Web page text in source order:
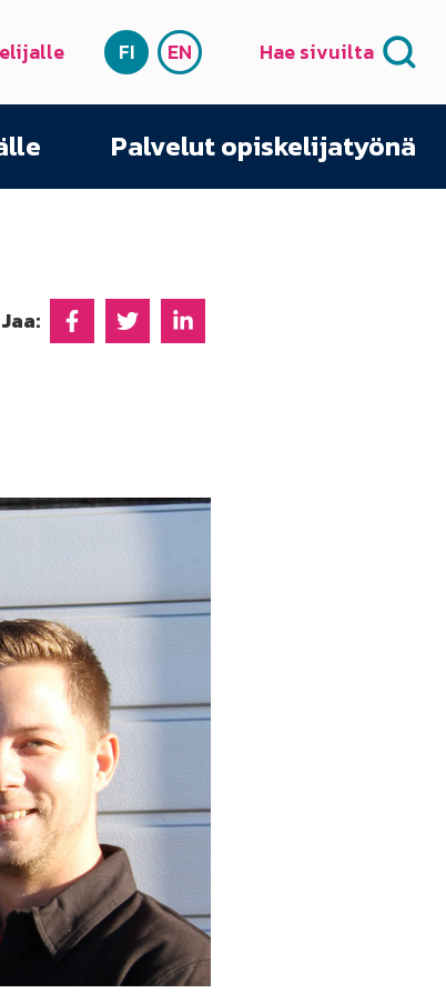
SUOMI
FI ENGLISH
EN Hae sivuilta
Palvelut opiskelijatyönä
Jaa: Jaa Facebookissa
Jaa Twitterissä
Jaa Linkedinissä